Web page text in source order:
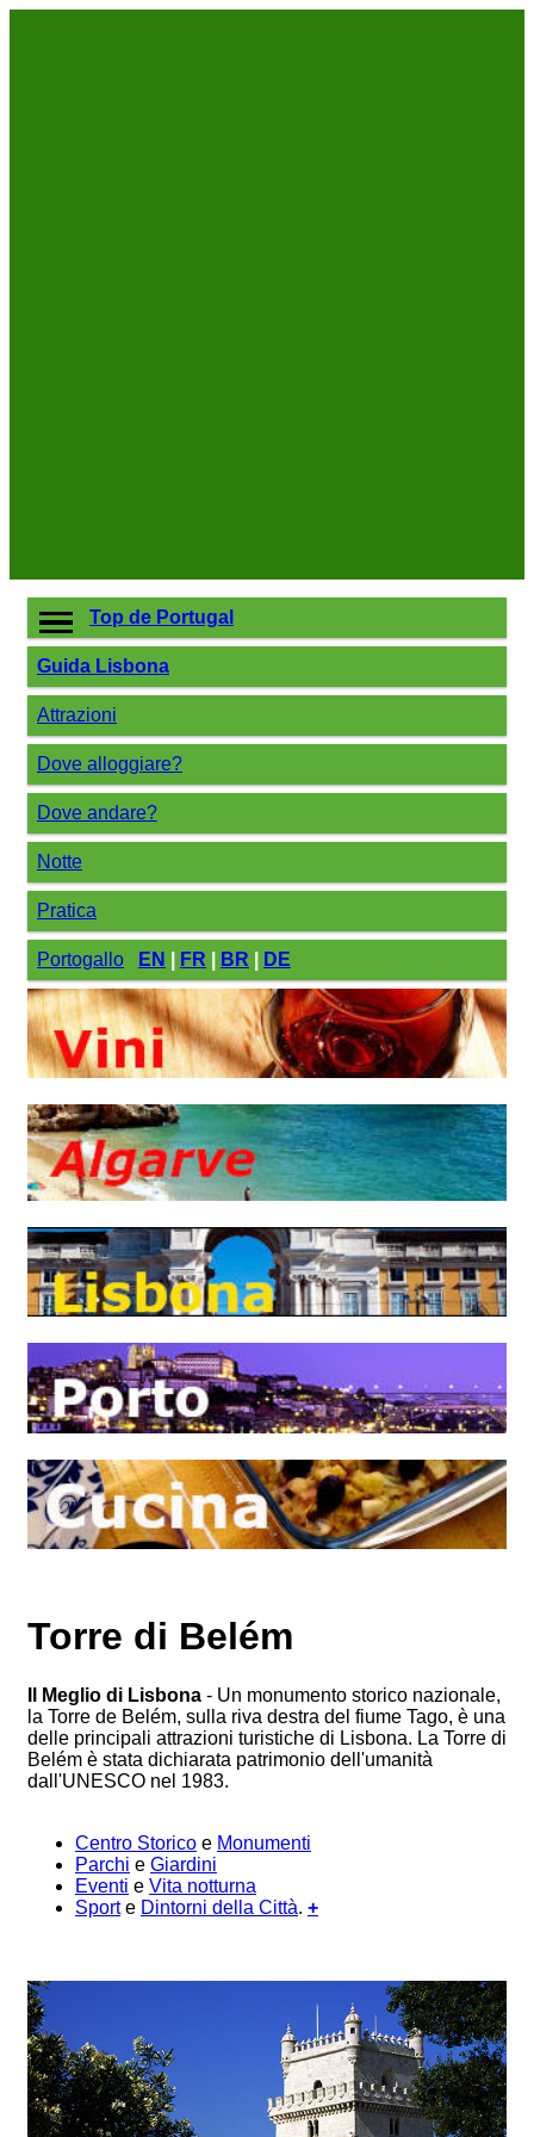
Top de Portugal
Guida Lisbona
Attrazioni
Dove alloggiare?
Dove andare?
Notte
Pratica
Portogallo EN FR BR DE
Torre di Belém
Il Meglio di Lisbona - Un monumento storico nazionale,
la Torre de Belém, sulla riva destra del fiume Tago, è una
delle principali attrazioni turistiche di Lisbona. La Torre di
Belém è stata dichiarata patrimonio dell'umanità
dall'UNESCO nel 1983.
Centro Storico e Monumenti
Parchi e Giardini
Eventi e Vita notturna
Sporte Dintorni della Città. +